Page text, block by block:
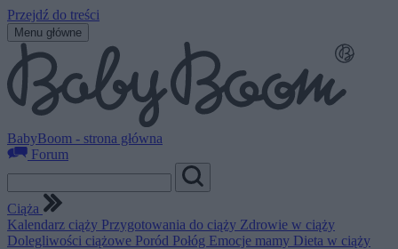
Przejdź do treści
Menu główne
BabyBoom - strona główna
Forum
Ciąża
Kalendarz ciąży Przygotowania do ciąży Zdrowie w ciąży
Dolegliwości ciążowe Poród Połóg Emocje mamy Dieta w ciąży